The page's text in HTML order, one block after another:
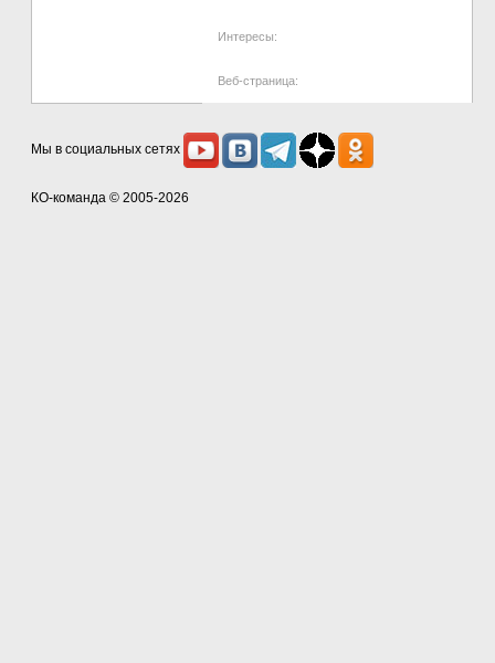
Интересы:
Веб-страница:
Мы в социальных сетях
КО-команда © 2005-2026